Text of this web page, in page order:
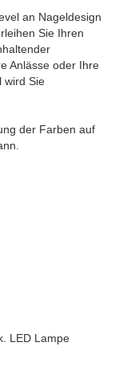
an Nageldesign
Sie Ihren
Anlässe oder Ihre
wird Sie
der Farben auf
LED Lampe